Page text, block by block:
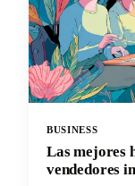
BUSINESS
Las mejores
vendedores